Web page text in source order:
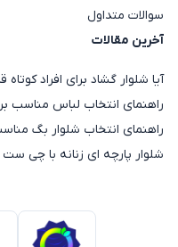
اساس نوع یقه و کاربرد
یقه اسکی
راحتی در زیر پالتوهای
می‌گیرد و استایلی
یقه هفت
گذاشتن فضای ترقوه، که
بلند بسیار مناسب است.
سوالات متداول
آخرین مقالات
آیا شلوار گشاد برای افراد
راهنمای انتخاب لباس مناسب
راهنمای انتخاب شلوار بگ
شلوار پارچه ای زنانه با چی